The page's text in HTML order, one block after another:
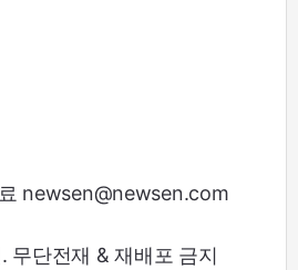
newsen@newsen.com
단전재 & 재배포 금지